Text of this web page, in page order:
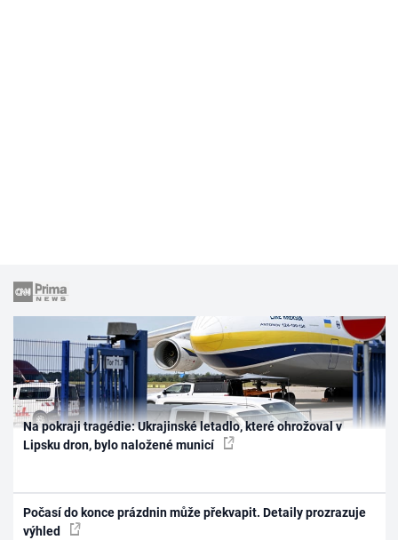
Na pokraji tragédie: Ukrajinské letadlo, které ohrožoval v
Lipsku dron, bylo naložené municí
Počasí do konce prázdnin může překvapit. Detaily prozrazuje
výhled